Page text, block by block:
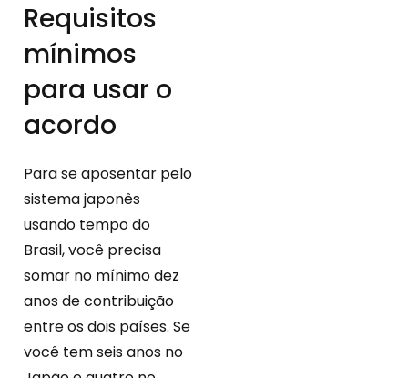
Requisitos
mínimos
para usar o
acordo
Para se aposentar pelo
sistema japonês
usando tempo do
Brasil, você precisa
somar no mínimo dez
anos de contribuição
entre os dois países. Se
você tem seis anos no